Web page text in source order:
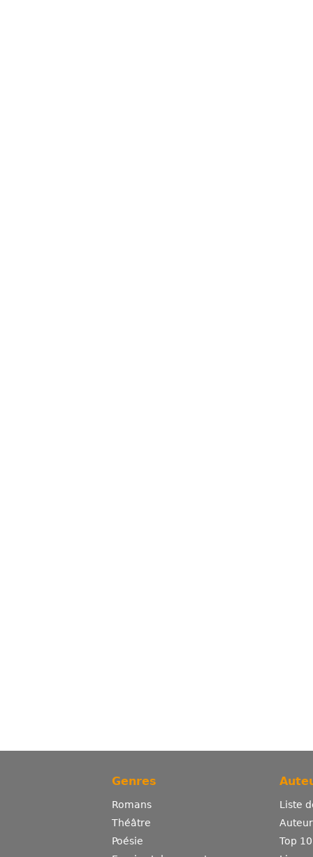
Genres
Romans
Théâtre
Poésie
Liste
Top